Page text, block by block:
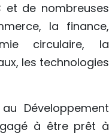
et de nombreuses
la finance,
circulaire, la
les technologies
Développement
à être prêt à